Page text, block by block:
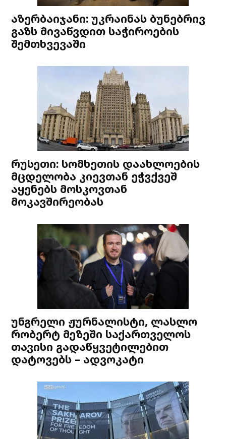
აზერბაიჯანი: უკრაინას ბუნებრივ
გაზს მივაწვდით საჭიროების
შემთხვევაში
რუსეთი: სომხეთის დაახლოების
მცდელობა კიევთან ეჭვქვეშ
აყენებს მოსკოვთან
მოკავშირეობას
უნგრელი ჟურნალისტი, ლასლო
რობერტ მეზეში საქართველოს
თავისი გადაწყვეტილებით
დატოვებს – ადვოკატი